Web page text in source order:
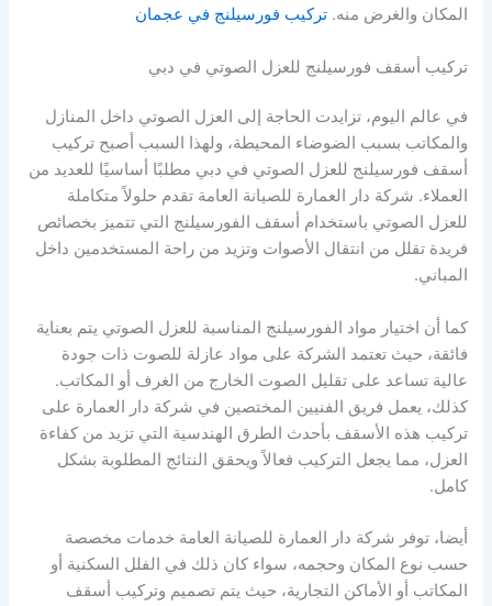
المكان والغرض منه.تركيب فورسيلنج في عجمان
تركيب أسقف فورسيلنج للعزل الصوتي في دبي
في عالم اليوم، تزايدت الحاجة إلى العزل الصوتي داخل المنازل
والمكاتب بسبب الضوضاء المحيطة، ولهذا السبب أصبح تركيب
أسقف فورسيلنج للعزل الصوتي في دبي مطلبًا أساسيًا للعديد من
العملاء. شركة دار العمارة للصيانة العامة تقدم حلولاً متكاملة
للعزل الصوتي باستخدام أسقف الفورسيلنج التي تتميز بخصائص
فريدة تقلل من انتقال الأصوات وتزيد من راحة المستخدمين داخل
المباني.
كما أن اختيار مواد الفورسيلنج المناسبة للعزل الصوتي يتم بعناية
فائقة، حيث تعتمد الشركة على مواد عازلة للصوت ذات جودة
عالية تساعد على تقليل الصوت الخارج من الغرف أو المكاتب.
كذلك، يعمل فريق الفنيين المختصين في شركة دار العمارة على
تركيب هذه الأسقف بأحدث الطرق الهندسية التي تزيد من كفاءة
العزل، مما يجعل التركيب فعالاً ويحقق النتائج المطلوبة بشكل
كامل.
أيضا، توفر شركة دار العمارة للصيانة العامة خدمات مخصصة
حسب نوع المكان وحجمه، سواء كان ذلك في الفلل السكنية أو
المكاتب أو الأماكن التجارية، حيث يتم تصميم وتركيب أسقف